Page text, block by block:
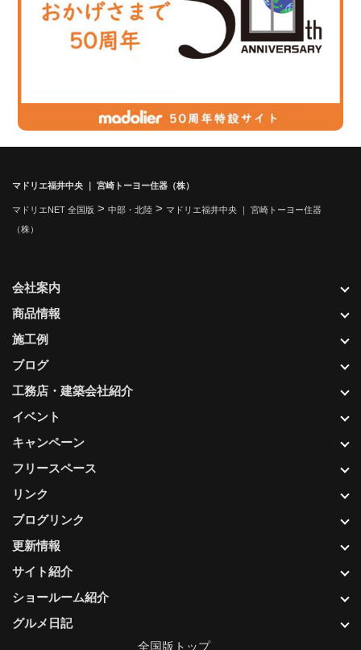
マドリエ福井中央 ｜ 宮崎トーヨー住器（株）
マドリエNET 全国版 > 中部・北陸 > マドリエ福井中央 ｜ 宮崎トーヨー住器
（株）
更新情報
サイト紹介
ショールーム紹介
グルメ日記
会社案内
商品情報
施工例
ブログ
工務店・建築会社紹介
イベント
キャンペーン
フリースペース
リンク
ブログリンク
全国版トップ